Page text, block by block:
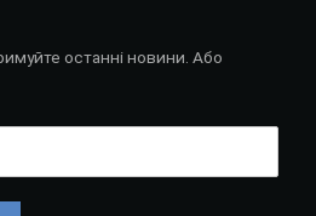
останні новини. Або